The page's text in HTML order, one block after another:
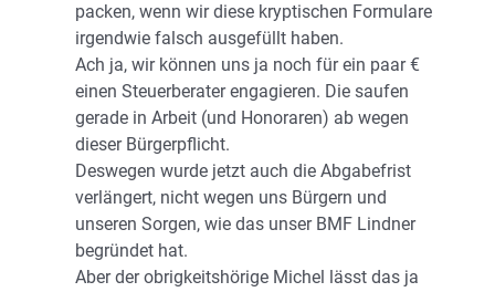
packen, wenn wir diese kryptischen Formulare
irgendwie falsch ausgefüllt haben.
Ach ja, wir können uns ja noch für ein paar €
einen Steuerberater engagieren. Die saufen
gerade in Arbeit (und Honoraren) ab wegen
dieser Bürgerpflicht.
Deswegen wurde jetzt auch die Abgabefrist
verlängert, nicht wegen uns Bürgern und
unseren Sorgen, wie das unser BMF Lindner
begründet hat.
Aber der obrigkeitshörige Michel lässt das ja